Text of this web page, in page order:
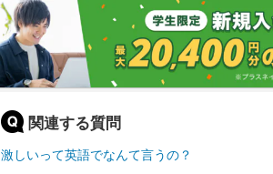
関連する質問
激しいって英語でなんて言うの？